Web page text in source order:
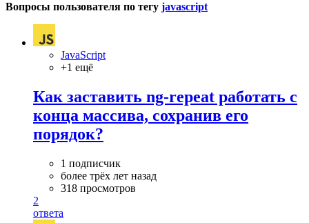
Вопросы пользователя по тегу javascript
JavaScript
+1 ещё
Как заставить ng-repeat работать с
конца массива, сохранив его
порядок?
1 подписчик
более трёх лет назад
318 просмотров
2
ответа